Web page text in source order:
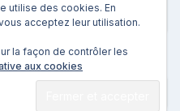
utilise des cookies. En
acceptez leur utilisation.
la façon de contrôler les
aux cookies